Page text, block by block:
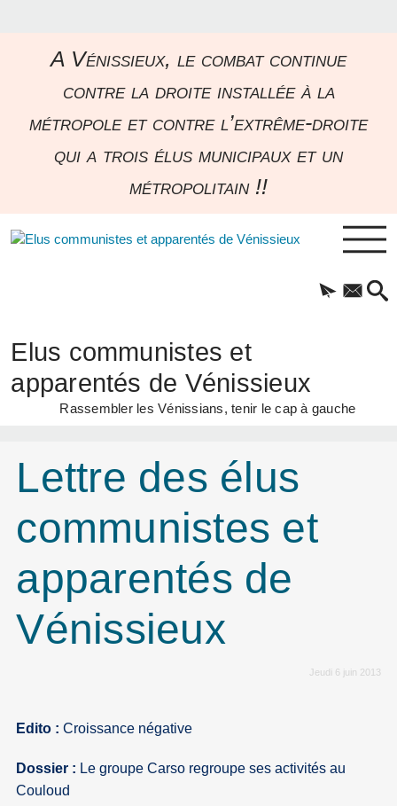
A Vénissieux, le combat continue
contre la droite installée à la
métropole et contre l’extrême-droite
qui a trois élus municipaux et un
métropolitain !!
Elus communistes et
apparentés de Vénissieux
Rassembler les Vénissians, tenir le cap à gauche
Lettre des élus
communistes et
apparentés de
Vénissieux
Jeudi 6 juin 2013
Edito :Croissance négative
Dossier : Le groupe Carso regroupe ses activités au
Couloud